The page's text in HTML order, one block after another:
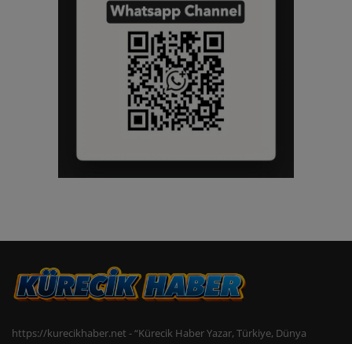
https://kurecikhaber.net - “Kürecik Haber Yazar, Türkiye, Dünya